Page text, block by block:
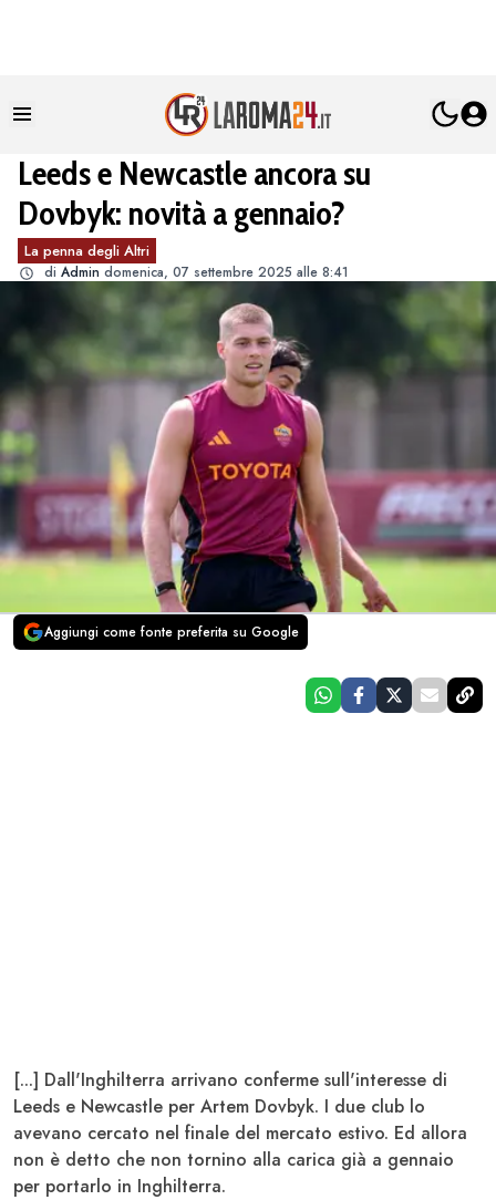
Leeds e Newcastle ancora su
Dovbyk: novità a gennaio?
La penna degli Altri
di Admin domenica, 07 settembre 2025 alle 8:41
Aggiungi come fonte preferita su Google
[...] Dall'Inghilterra arrivano conferme sull'interesse di
Leeds e Newcastle per Artem Dovbyk. I due club lo
avevano cercato nel finale del mercato estivo. Ed allora
non è detto che non tornino alla carica già a gennaio
per portarlo in Inghilterra.